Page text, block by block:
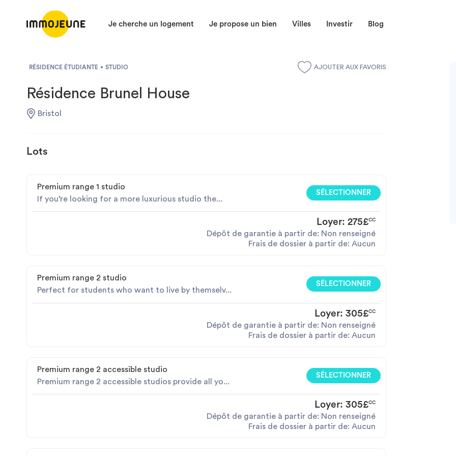
Je cherche un logement Je propose un bien Villes Investir Blog
RÉSIDENCE ÉTUDIANTE STUDIO AJOUTER AUX FAVORIS
Résidence Brunel House
Bristol
Lots
Premium range 1 studio
If you’re looking for a more luxurious studio the...
SÉLECTIONNER
Loyer: 275£CC
Dépôt de garantie à partir de: Non renseigné
Frais de dossier à partir de: Aucun
Premium range 2 studio
Perfect for students who want to live by themselv...
SÉLECTIONNER
Loyer: 305£CC
Dépôt de garantie à partir de: Non renseigné
Frais de dossier à partir de: Aucun
Premium range 2 accessible studio
Premium range 2 accessible studios provide all yo...
SÉLECTIONNER
Loyer: 305£CC
Dépôt de garantie à partir de: Non renseigné
Frais de dossier à partir de: Aucun